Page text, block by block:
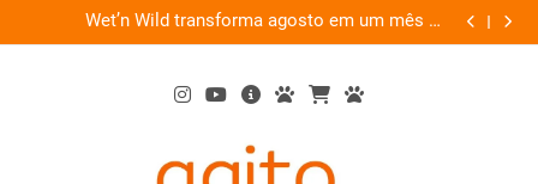
to
Wet’n Wild transforma agosto em um mês de
diversão e conexão
“Led